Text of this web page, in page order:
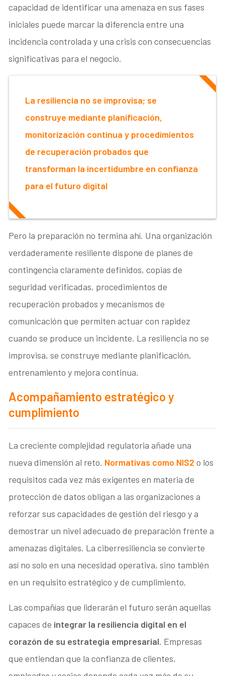
capacidad de identificar una amenaza en sus fases
iniciales puede marcar la diferencia entre una
incidencia controlada y una crisis con consecuencias
significativas para el negocio.
La resiliencia no se improvisa; se
construye mediante planificación,
monitorización continua y procedimientos
de recuperación probados que
transforman la incertidumbre en confianza
para el futuro digital
Pero la preparación no termina ahí. Una organización
verdaderamente resiliente dispone de planes de
contingencia claramente definidos, copias de
seguridad verificadas, procedimientos de
recuperación probados y mecanismos de
comunicación que permiten actuar con rapidez
cuando se produce un incidente. La resiliencia no se
improvisa, se construye mediante planificación,
entrenamiento y mejora continua.
Acompañamiento estratégico y
cumplimiento
La creciente complejidad regulatoria añade una
nueva dimensión al reto. Normativas como NIS2 o los
requisitos cada vez más exigentes en materia de
protección de datos obligan a las organizaciones a
reforzar sus capacidades de gestión del riesgo y a
demostrar un nivel adecuado de preparación frente a
amenazas digitales. La ciberresiliencia se convierte
así no solo en una necesidad operativa, sino también
en un requisito estratégico y de cumplimiento.
Las compañías que liderarán el futuro serán aquellas
capaces de integrar la resiliencia digital en el
corazón de su estrategia empresarial. Empresas
que entiendan que la confianza de clientes,